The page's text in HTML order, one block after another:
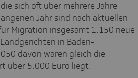
sich oft über mehrere Jahre
Jahr sind nach aktuellen
Migration insgesamt 1.150 neue
in Baden-
davon waren gleich die
über 5.000 Euro liegt.